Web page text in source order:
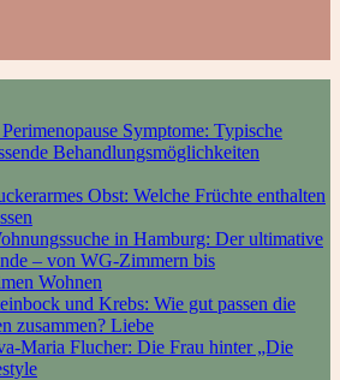
Perimenopause Symptome: Typische
Behandlungsmöglichkeiten
Obst: Welche Früchte enthalten
in Hamburg: Der ultimative
– von WG-Zimmern bis
Wohnen
und Krebs: Wie gut passen die
zusammen? Liebe
Maria Flucher: Die Frau hinter „Die